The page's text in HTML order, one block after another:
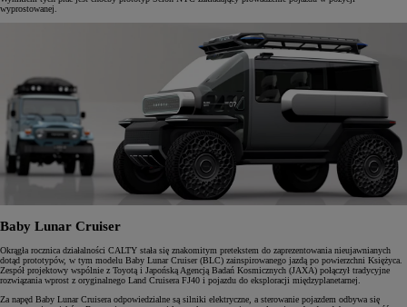
wyprostowanej.
Baby Lunar Cruiser
Okrągła rocznica działalności CALTY stała się znakomitym pretekstem do zaprezentowania nieujawnianych
dotąd prototypów, w tym modelu Baby Lunar Cruiser (BLC) zainspirowanego jazdą po powierzchni Księżyca.
Zespół projektowy wspólnie z Toyotą i Japońską Agencją Badań Kosmicznych (JAXA) połączył tradycyjne
rozwiązania wprost z oryginalnego Land Cruisera FJ40 i pojazdu do eksploracji międzyplanetarnej.
Za napęd Baby Lunar Cruisera odpowiedzialne są silniki elektryczne, a sterowanie pojazdem odbywa się